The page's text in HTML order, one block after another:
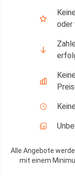
oder
Alle Angebote
mit einem